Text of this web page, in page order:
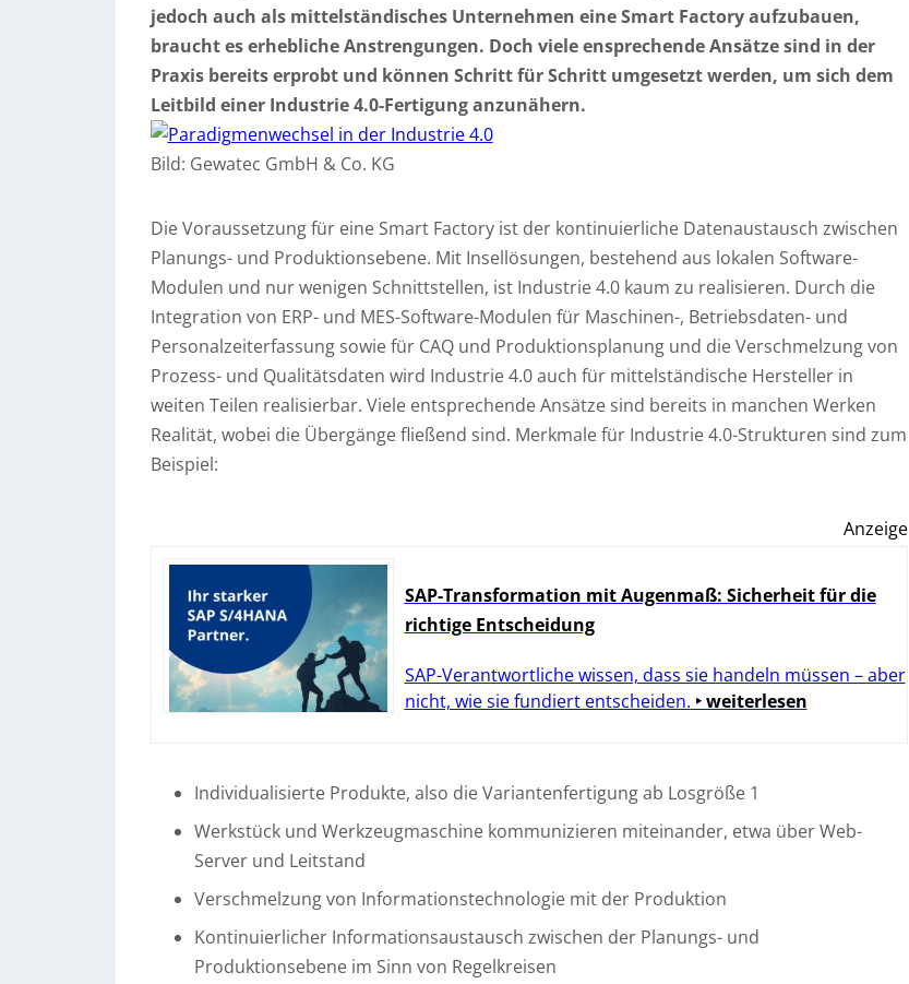
jedoch auch als mittelständisches Unternehmen eine Smart Factory aufzubauen,
braucht es erhebliche Anstrengungen. Doch viele ensprechende Ansätze sind in der
Praxis bereits erprobt und können Schritt für Schritt umgesetzt werden, um sich dem
Leitbild einer Industrie 4.0-Fertigung anzunähern.
Bild: Gewatec GmbH & Co. KG
Die Voraussetzung für eine Smart Factory ist der kontinuierliche Datenaustausch zwischen
Planungs- und Produktionsebene. Mit Insellösungen, bestehend aus lokalen Software-
Modulen und nur wenigen Schnittstellen, ist Industrie 4.0 kaum zu realisieren. Durch die
Integration von ERP- und MES-Software-Modulen für Maschinen-, Betriebsdaten- und
Personalzeiterfassung sowie für CAQ und Produktionsplanung und die Verschmelzung von
Prozess- und Qualitätsdaten wird Industrie 4.0 auch für mittelständische Hersteller in
weiten Teilen realisierbar. Viele entsprechende Ansätze sind bereits in manchen Werken
Realität, wobei die Übergänge fließend sind. Merkmale für Industrie 4.0-Strukturen sind zum
Beispiel:
Anzeige
SAP-Transformation mit Augenmaß: Sicherheit für die
richtige Entscheidung
SAP-Verantwortliche wissen, dass sie handeln müssen – aber
nicht, wie sie fundiert entscheiden. ‣ weiterlesen
Individualisierte Produkte, also die Variantenfertigung ab Losgröße 1
Werkstück und Werkzeugmaschine kommunizieren miteinander, etwa über Web-
Server und Leitstand
Verschmelzung von Informationstechnologie mit der Produktion
Kontinuierlicher Informationsaustausch zwischen der Planungs- und
Produktionsebene im Sinn von Regelkreisen